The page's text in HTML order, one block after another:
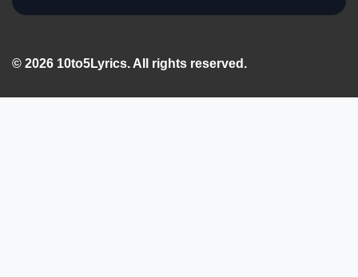
© 2026 10to5Lyrics. All rights reserved.